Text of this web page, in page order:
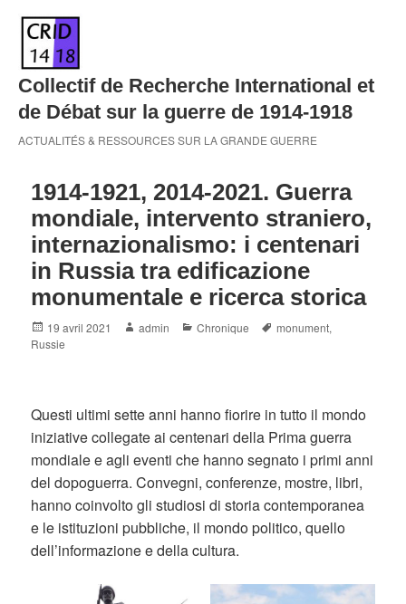
content
Collectif de Recherche International et
de Débat sur la guerre de 1914-1918
ACTUALITÉS & RESSOURCES SUR LA GRANDE GUERRE
1914-1921, 2014-2021. Guerra
mondiale, intervento straniero,
internazionalismo: i centenari
in Russia tra edificazione
monumentale e ricerca storica
Posted
on
19 avril 2021 Author
admin Categories
Chronique Tags
monument,
Russie
Questi ultimi sette anni hanno fiorire in tutto il mondo
iniziative collegate ai centenari della Prima guerra
mondiale e agli eventi che hanno segnato i primi anni
del dopoguerra. Convegni, conferenze, mostre, libri,
hanno coinvolto gli studiosi di storia contemporanea
e le istituzioni pubbliche, il mondo politico, quello
dell’informazione e della cultura.